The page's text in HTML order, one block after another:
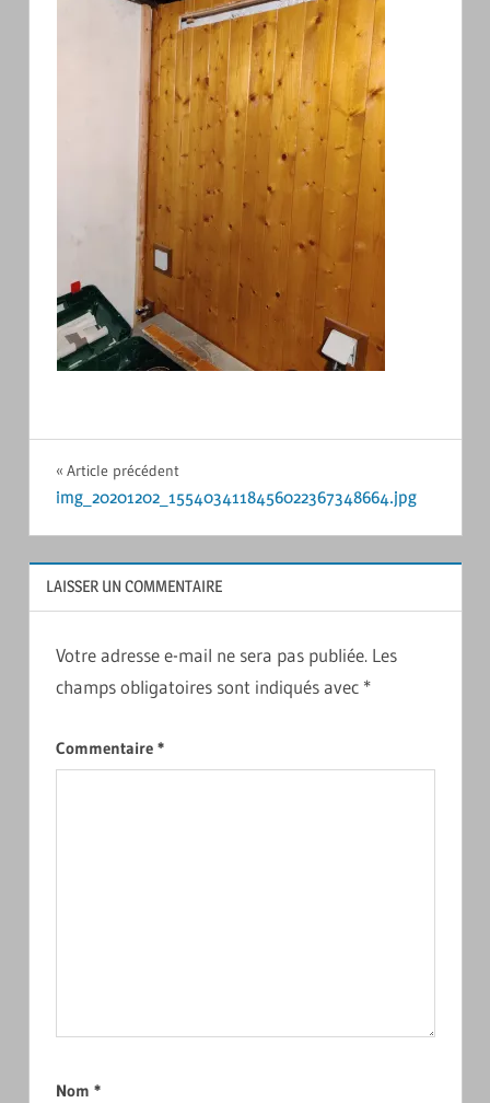
Navigation
de
l’article
Article précédent
img_20201202_1554034118456022367348664.jpg
LAISSER UN COMMENTAIRE
Votre adresse e-mail ne sera pas publiée. Les
champs obligatoires sont indiqués avec *
Commentaire *
Nom *